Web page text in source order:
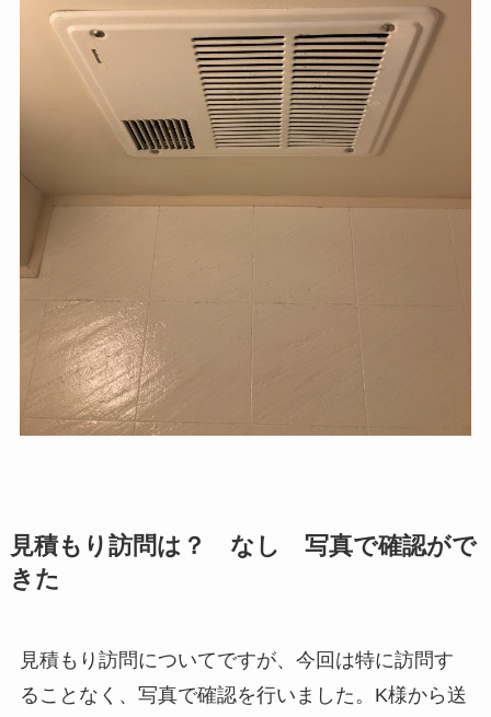
見積もり訪問は？ なし 写真で確認がで
きた
見積もり訪問についてですが、今回は特に訪問す
ることなく、写真で確認を行いました。K様から送